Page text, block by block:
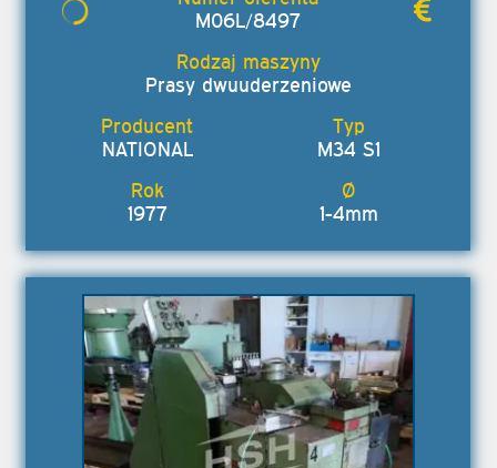
M06L/8497
Prasy dwuuderzeniowe
NATIONAL M34 S1
1977 1-4mm